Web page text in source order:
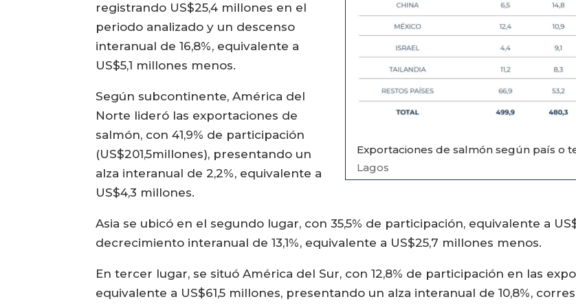
Exportaciones de salmón según país o
Lagos
registrando US$25,4 millones en el
periodo analizado y un descenso
interanual de 16,8%, equivalente a
US$5,1 millones menos.
Según subcontinente, América del
Norte lideró las exportaciones de
salmón, con 41,9% de participación
(US$201,5millones), presentando un
alza interanual de 2,2%, equivalente a
US$4,3 millones.
Asia se ubicó en el segundo lugar, con 35,5% de participación, equivalente a
decrecimiento interanual de 13,1%, equivalente a US$25,7 millones menos.
En tercer lugar, se situó América del Sur, con 12,8% de participación en las
equivalente a US$61,5 millones, presentando un alza interanual de 10,8%,